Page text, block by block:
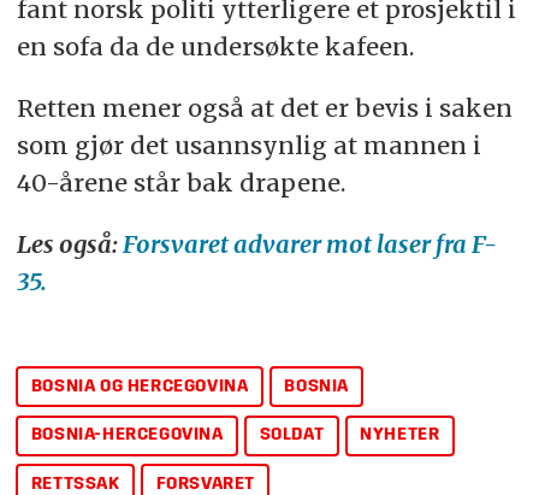
fant norsk politi ytterligere et prosjektil i
en sofa da de undersøkte kafeen.
Retten mener også at det er bevis i saken
som gjør det usannsynlig at mannen i
40-årene står bak drapene.
Les også: Forsvaret advarer mot laser fra F-
35.
BOSNIA OG HERCEGOVINA BOSNIA
BOSNIA-HERCEGOVINA SOLDAT NYHETER
RETTSSAK FORSVARET